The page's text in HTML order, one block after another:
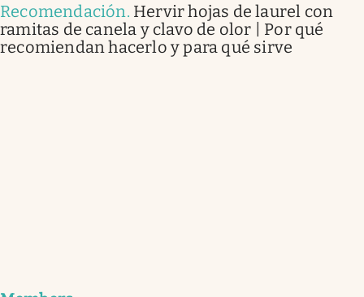
Recomendación. Hervir hojas de laurel con
ramitas de canela y clavo de olor | Por qué
recomiendan hacerlo y para qué sirve